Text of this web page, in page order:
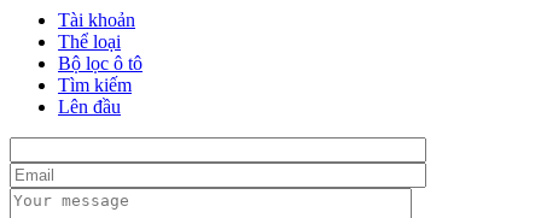
Tài khoản
Thể loại
Bộ lọc ô tô
Tìm kiếm
Lên đầu